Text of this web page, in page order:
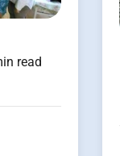
read